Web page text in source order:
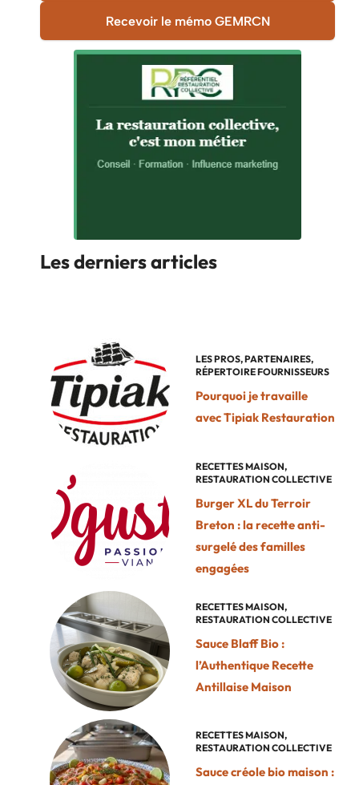
Recevoir le mémo GEMRCN
Les derniers articles
LES PROS,PARTENAIRES,
RÉPERTOIRE FOURNISSEURS
Pourquoi je travaille
avec Tipiak Restauration
RECETTES MAISON,
RESTAURATION COLLECTIVE
Burger XL du Terroir
Breton : la recette anti-
surgelé des familles
engagées
RECETTES MAISON,
RESTAURATION COLLECTIVE
Sauce Blaff Bio :
l’Authentique Recette
Antillaise Maison
RECETTES MAISON,
RESTAURATION COLLECTIVE
Sauce créole bio maison :